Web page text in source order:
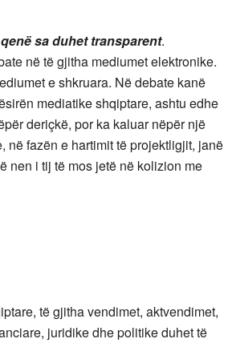
sa duhet transparent.
në të gjitha mediumet elektronike.
e shkruara. Në debate kanë
mediatike shqiptare, ashtu edhe
deriçkë, por ka kaluar nëpër një
në fazën e hartimit të projektligjit, janë
nen i tij të mos jetë në kolizion me
të gjitha vendimet, aktvendimet,
juridike dhe politike duhet të